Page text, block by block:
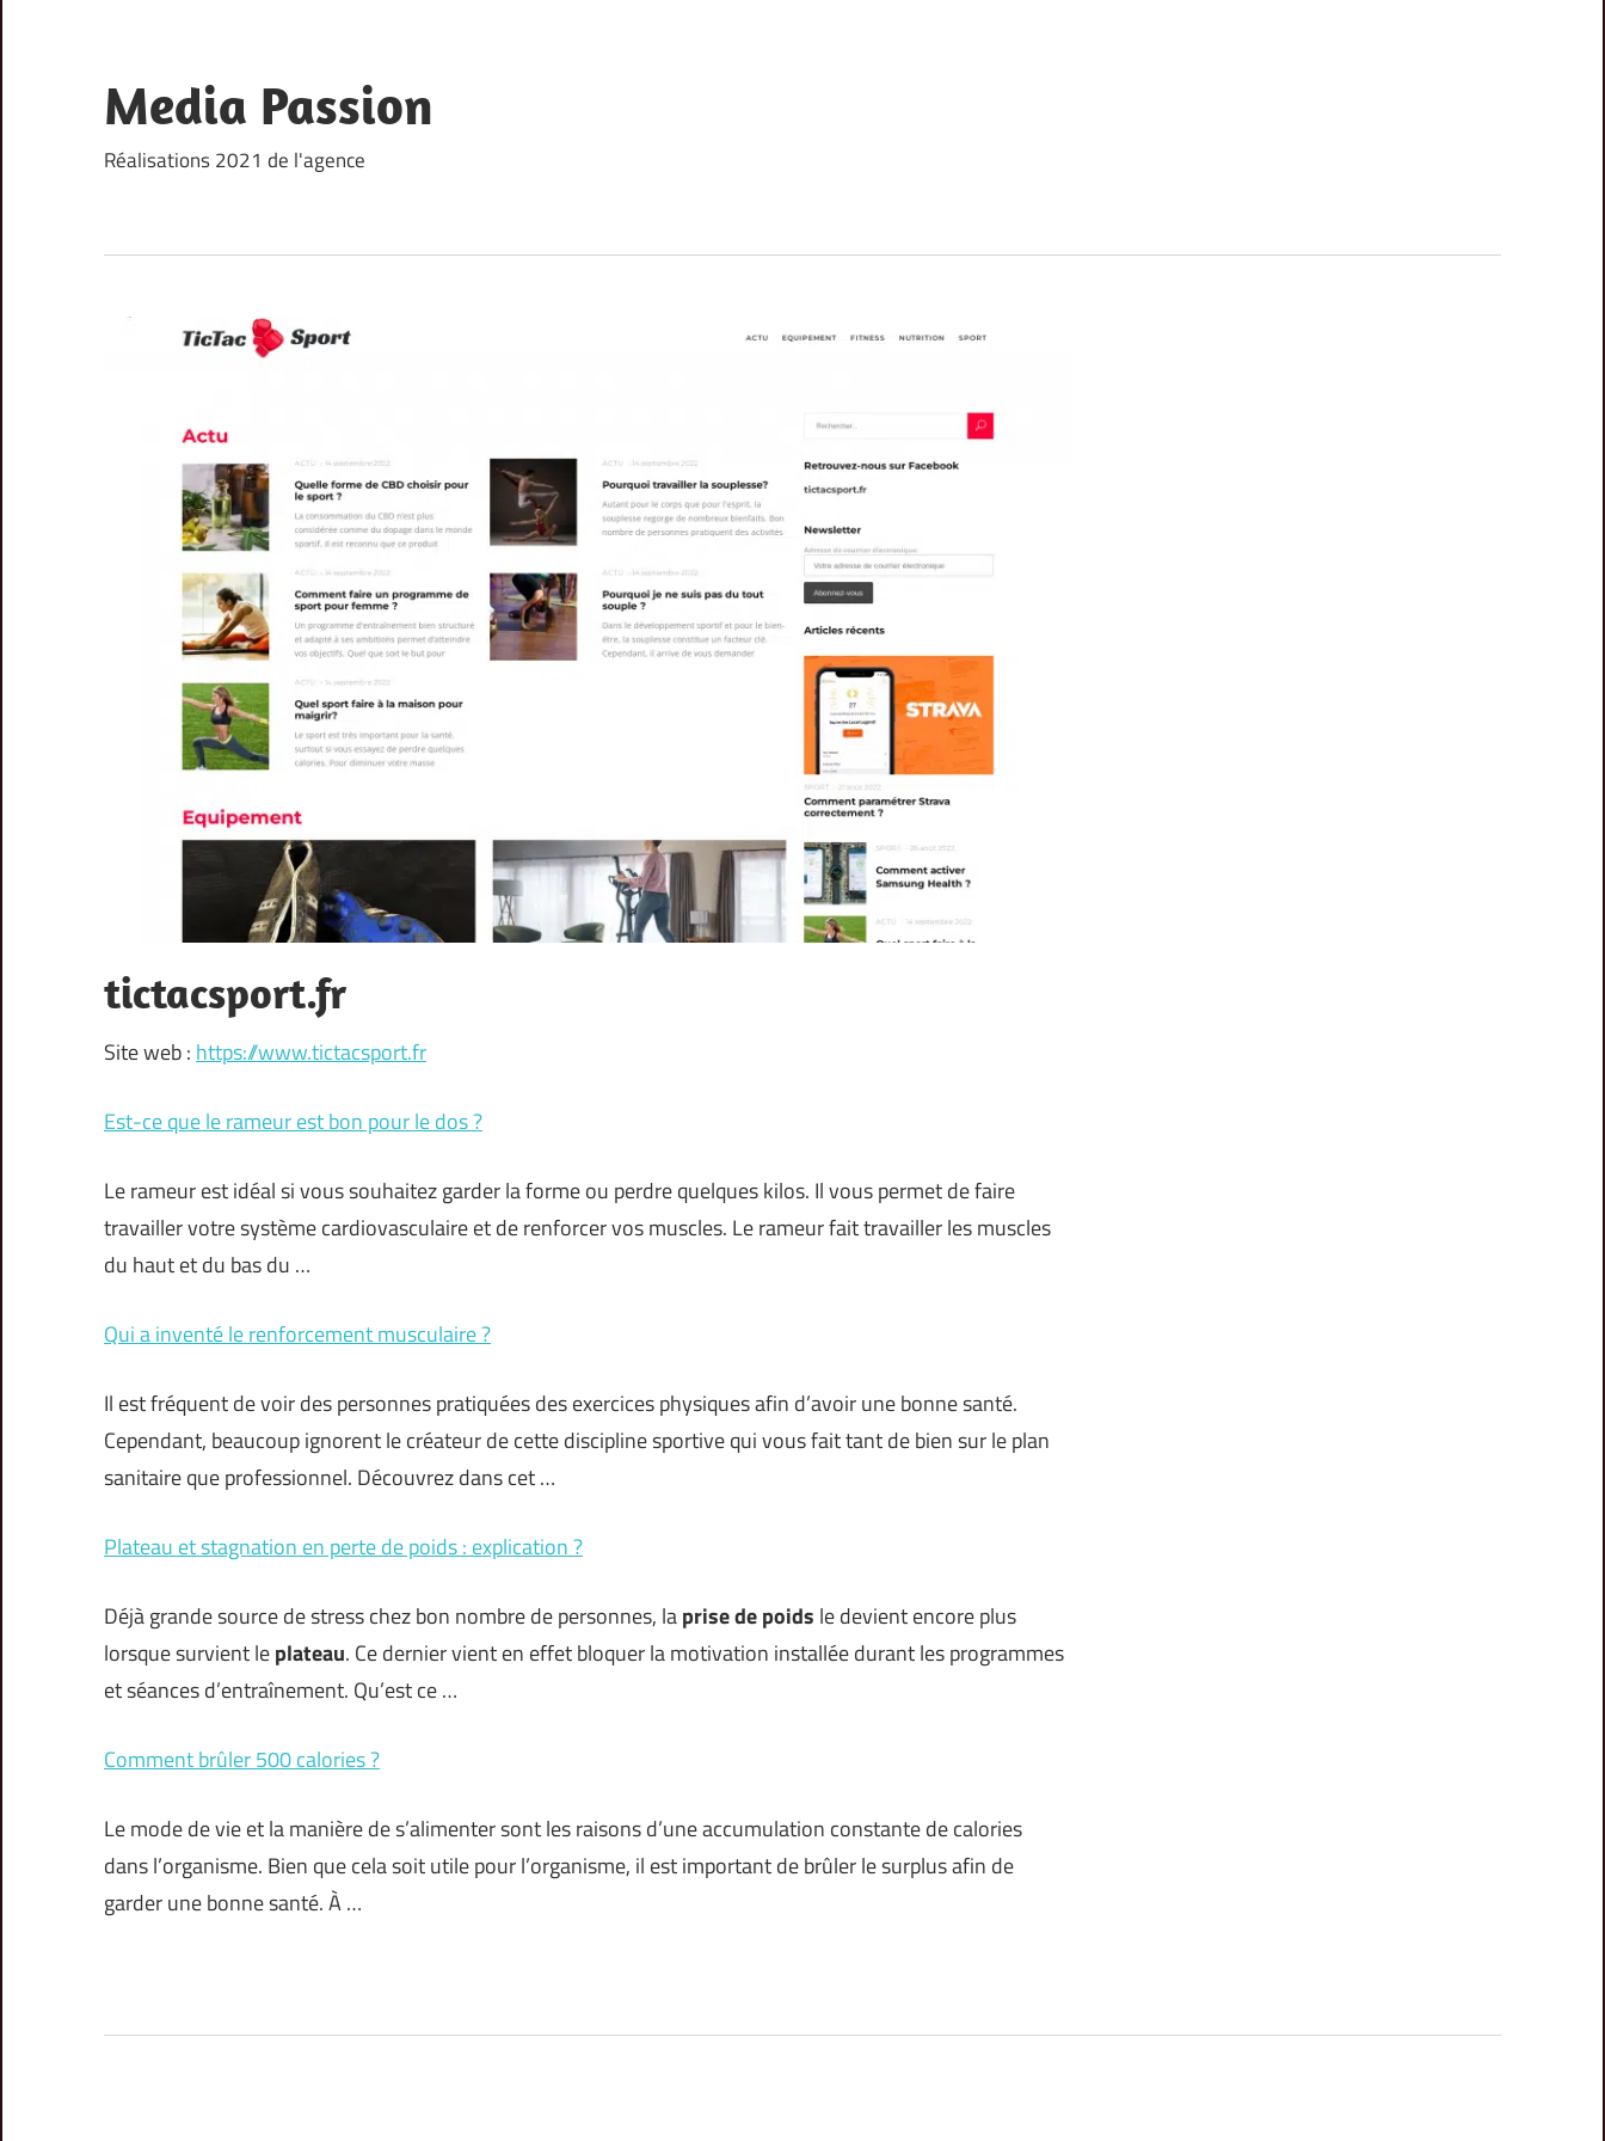
content
Media Passion
Réalisations 2021 de l'agence
tictacsport.fr
Site web : https://www.tictacsport.fr
Est-ce que le rameur est bon pour le dos ?
Le rameur est idéal si vous souhaitez garder la forme ou perdre quelques kilos. Il vous permet de faire
travailler votre système cardiovasculaire et de renforcer vos muscles. Le rameur fait travailler les muscles
du haut et du bas du …
Qui a inventé le renforcement musculaire ?
Il est fréquent de voir des personnes pratiquées des exercices physiques afin d’avoir une bonne santé.
Cependant, beaucoup ignorent le créateur de cette discipline sportive qui vous fait tant de bien sur le plan
sanitaire que professionnel. Découvrez dans cet …
Plateau et stagnation en perte de poids : explication ?
Déjà grande source de stress chez bon nombre de personnes, laprise de poids le devient encore plus
lorsque survient leplateau. Ce dernier vient en effet bloquer la motivation installée durant les programmes
et séances d’entraînement. Qu’est ce …
Comment brûler 500 calories ?
Le mode de vie et la manière de s’alimenter sont les raisons d’une accumulation constante de calories
dans l’organisme. Bien que cela soit utile pour l’organisme, il est important de brûler le surplus afin de
garder une bonne santé. À …